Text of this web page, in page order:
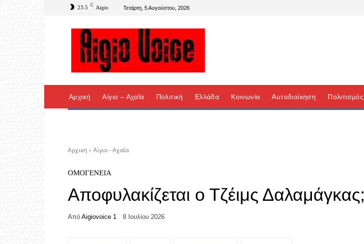
23.5 C Aigio Τετάρτη, 5 Αυγούστου, 2026
Αρχική Αίγιο – Αχαΐα Πολιτική Ελλάδα Κοινωνία Αυτοδιοίκηση Πολιτισμός
Αρχική Αίγιο - Αχαΐα
ΟΜΟΓΈΝΕΙΑ
Αποφυλακίζεται ο Τζέιμς Δαλαμάγκας;
Από Aigiovoice 1 8 Ιουλίου 2026